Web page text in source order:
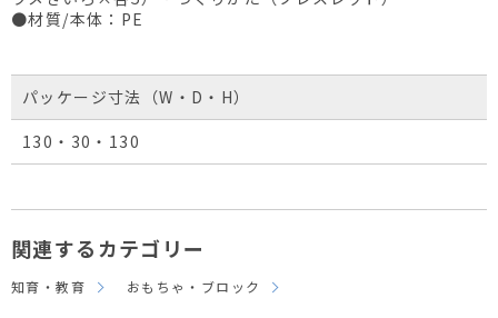
●材質/本体：PE
パッケージ寸法（W・D・H）
130・30・130
関連するカテゴリー
知育・教育 おもちゃ・ブロック